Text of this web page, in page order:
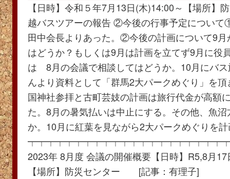
【日時】令和５年7月13日(木)14:00～【場所】
越バスツアーの報告 ②今後の行事予定につい
田中会長よりあった。②今後の計画について9
はどうか？もしくは9月は計画を立てず9月に役
は 8月の会議で相談してはどうか。10月にバ
んより資料として「群馬2大パークめぐり」を
国神社参拝と古町芸妓の計画は旅行代金が高額
た。8月の暑気払いは中止にする。その他、魚
か。10月に紅葉を見ながら2大パークめぐりを
2023年 8月度 会議の開催概要【日時】R5,8月
【場所】防災センター [記事：有理子]